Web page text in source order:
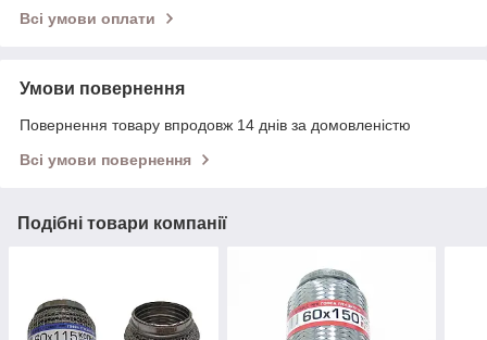
Всі умови оплати
Умови повернення
Повернення товару впродовж 14 днів за домовленістю
Всі умови повернення
Подібні товари компанії